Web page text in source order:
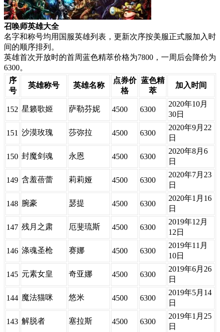
召唤师英雄大全
名字和称号均用国服英雄列表，更新次序按美服正式服加入时
间的顺序排列。
英雄首次开放时的首周蓝色精萃价格为7800，一周后会降价为
6300。
序
号​
英雄称号​ ​英雄名称
点券价
格​
​蓝色精
萃
加入时间​
152 星籁歌姬 萨勒芬妮 4500 6300
2020年10月
30日
151 沙漠玫瑰 莎弥拉 4500 6300
2020年9月22
日
150 封魔剑魂 永恩 4500 6300
2020年8月6
日
149 含羞蓓蕾 莉莉娅 4500 6300
2020年7月23
日
148 腕豪 瑟提 4500 6300
2020年1月16
日
147 残月之肃 厄斐琉斯 4500 6300
2019年12月
12日
146 涤魂圣枪 赛娜 4500 6300
2019年11月
10日
145 元素女皇 奇亚娜 4500 6300
2019年6月26
日
144 魔法猫咪 悠米 4500 6300
2019年5月14
日
143 解脱者 塞拉斯 4500 6300
2019年1月25
日